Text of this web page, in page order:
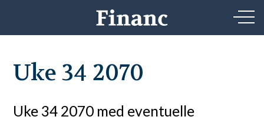
Uke 34 2070
Uke 34 2070 med eventuelle